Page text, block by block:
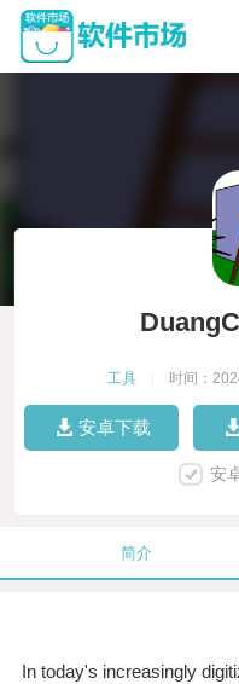
工具 时间：
安卓下载
安
简介
In today's increasingly